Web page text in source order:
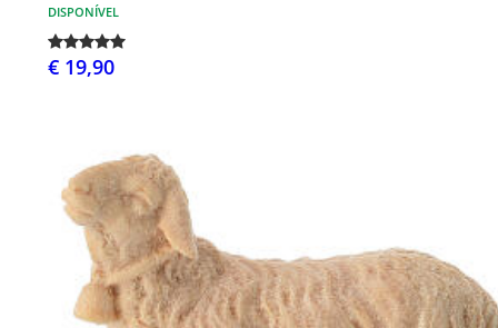
DISPONÍVEL
€ 19,90